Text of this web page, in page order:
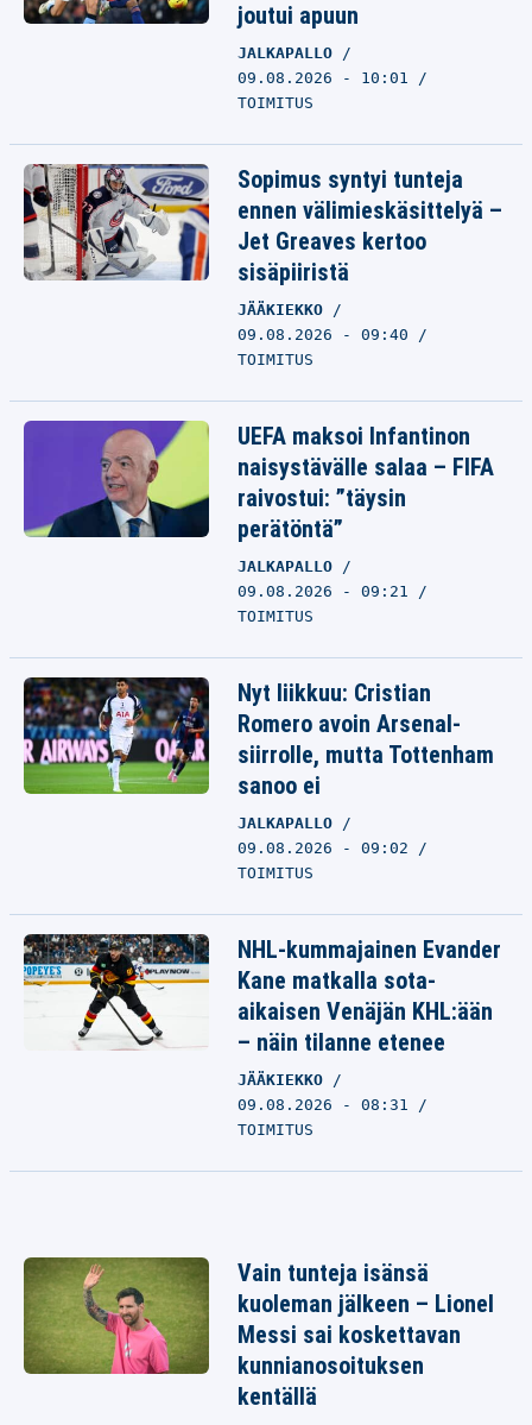
joutui apuun
JALKAPALLO
09.08.2026 - 10:01
TOIMITUS
Sopimus syntyi tunteja
ennen välimieskäsittelyä –
Jet Greaves kertoo
sisäpiiristä
JÄÄKIEKKO
09.08.2026 - 09:40
TOIMITUS
UEFA maksoi Infantinon
naisystävälle salaa – FIFA
raivostui: ”täysin
perätöntä”
JALKAPALLO
09.08.2026 - 09:21
TOIMITUS
Nyt liikkuu: Cristian
Romero avoin Arsenal-
siirrolle, mutta Tottenham
sanoo ei
JALKAPALLO
09.08.2026 - 09:02
TOIMITUS
NHL-kummajainen Evander
Kane matkalla sota-
aikaisen Venäjän KHL:ään
– näin tilanne etenee
JÄÄKIEKKO
09.08.2026 - 08:31
TOIMITUS
Vain tunteja isänsä
kuoleman jälkeen – Lionel
Messi sai koskettavan
kunnianosoituksen
kentällä